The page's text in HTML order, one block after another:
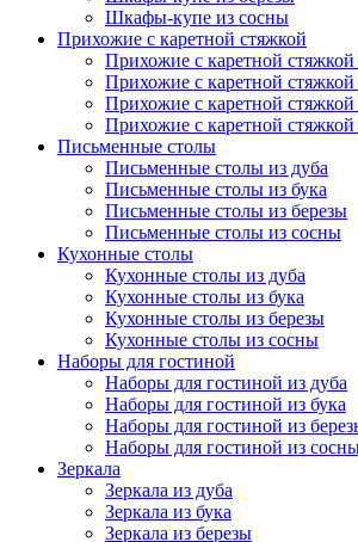
Шкафы-купе из сосны
Прихожие с каретной стяжкой
Прихожие с каретной стяжкой
Прихожие с каретной стяжкой
Прихожие с каретной стяжкой
Прихожие с каретной
Письменные столы
Письменные столы из дуба
Письменные столы из бука
Письменные столы из березы
Письменные столы из сосны
Кухонные столы
Кухонные столы из дуба
Кухонные столы из бука
Кухонные столы из березы
Кухонные столы из сосны
Наборы для гостиной
Наборы для гостиной из дуба
Наборы для гостиной из бука
Наборы для гостиной из
Наборы для гостиной из
Зеркала
Зеркала из дуба
Зеркала из бука
Зеркала из березы